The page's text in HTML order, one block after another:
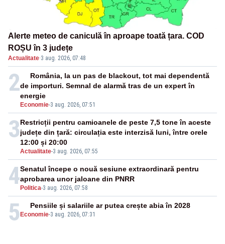
Alerte meteo de caniculă în aproape toată țara. COD
ROȘU în 3 județe
Actualitate·3 aug. 2026, 07:48
2
Economie-3 aug. 2026, 07:51
România, la un pas de blackout, tot mai dependentă
de importuri. Semnal de alarmă tras de un expert în
energie
3
Actualitate-3 aug. 2026, 07:55
Restricții pentru camioanele de peste 7,5 tone în aceste
județe din țară: circulația este interzisă luni, între orele
12:00 și 20:00
4 Politica-3 aug. 2026, 07:58
Senatul începe o nouă sesiune extraordinară pentru
aprobarea unor jaloane din PNRR
5 Economie-3 aug. 2026, 07:31
Pensiile și salariile ar putea crește abia în 2028